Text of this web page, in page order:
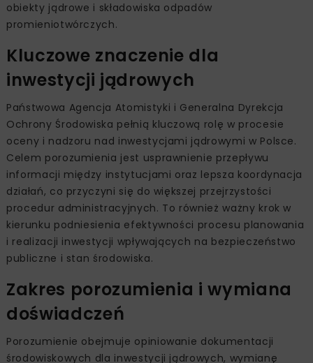
obiekty jądrowe i składowiska odpadów
promieniotwórczych.
Kluczowe znaczenie dla
inwestycji jądrowych
Państwowa Agencja Atomistyki i Generalna Dyrekcja
Ochrony Środowiska pełnią kluczową rolę w procesie
oceny i nadzoru nad inwestycjami jądrowymi w Polsce.
Celem porozumienia jest usprawnienie przepływu
informacji między instytucjami oraz lepsza koordynacja
działań, co przyczyni się do większej przejrzystości
procedur administracyjnych. To również ważny krok w
kierunku podniesienia efektywności procesu planowania
i realizacji inwestycji wpływających na bezpieczeństwo
publiczne i stan środowiska.
Zakres porozumienia i wymiana
doświadczeń
Porozumienie obejmuje opiniowanie dokumentacji
środowiskowych dla inwestycji jądrowych, wymianę